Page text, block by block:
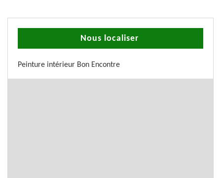
Nous localiser
Peinture intérieur Bon Encontre